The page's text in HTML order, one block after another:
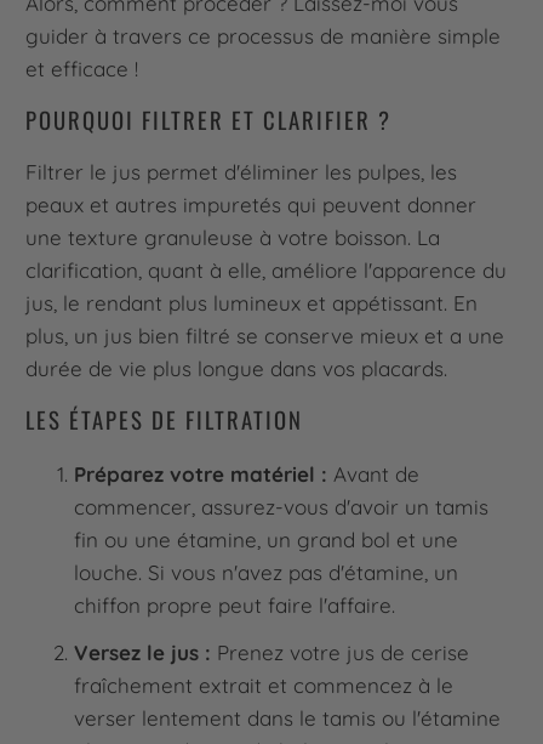
guider à travers ce processus de manière simple
et efficace !
POURQUOI FILTRER ET CLARIFIER ?
Filtrer le jus permet d'éliminer les pulpes, les
peaux et autres impuretés qui peuvent donner
une texture granuleuse à votre boisson. La
clarification, quant à elle, améliore l'apparence du
jus, le rendant plus lumineux et appétissant. En
plus, un jus bien filtré se conserve mieux et a une
durée de vie plus longue dans vos placards.
LES ÉTAPES DE FILTRATION
Préparez votre matériel : Avant de
commencer, assurez-vous d'avoir un tamis
fin ou une étamine, un grand bol et une
louche. Si vous n'avez pas d'étamine, un
chiffon propre peut faire l'affaire.
Versez le jus : Prenez votre jus de cerise
fraîchement extrait et commencez à le
verser lentement dans le tamis ou l'étamine